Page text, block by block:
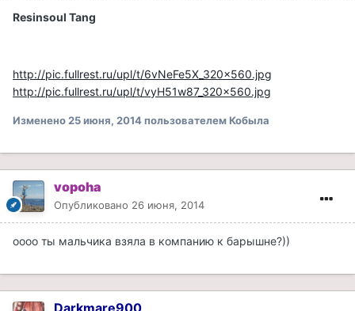
Resinsoul Tang
http://pic.fullrest.ru/upl/t/6vNeFe5X_320x560.jpg
http://pic.fullrest.ru/upl/t/vyH51w87_320x560.jpg
Изменено 25 июня, 2014пользователем Кобыла
vopoha
Опубликовано 26 июня, 2014
оооо ты мальчика взяла в компанию к барышне?))
Darkmare900